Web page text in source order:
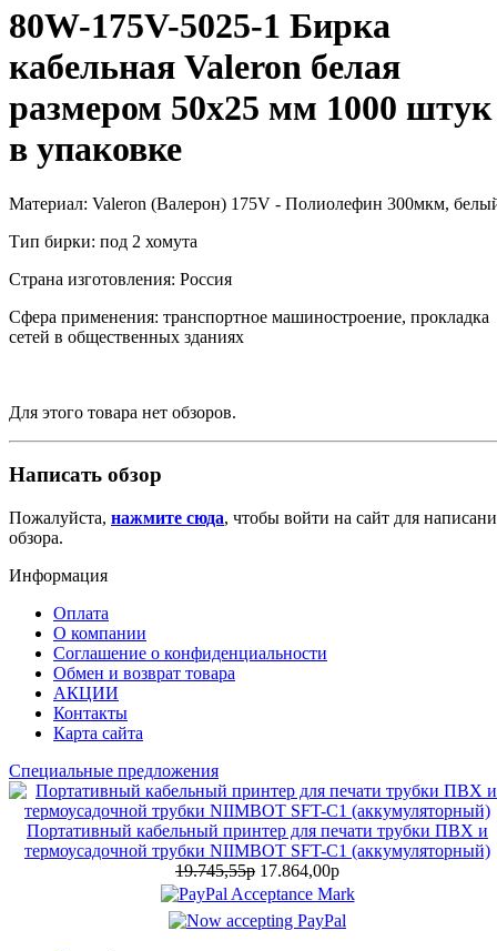
80W-175V-5025-1 Бирка
кабельная Valeron белая
размером 50х25 мм 1000 штук
в упаковке
Материал: Valeron (Валерон) 175V - Полиолефин 300мкм,
Тип бирки: под 2 хомута
Страна изготовления: Россия
Сфера применения: транспортное машиностроение, прокладка
сетей в общественных зданиях
Для этого товара нет обзоров.
Написать обзор
Пожалуйста, нажмите сюда, чтобы войти на сайт для
обзора.
Информация
Оплата
О компании
Соглашение о конфиденциальности
Обмен и возврат товара
АКЦИИ
Контакты
Карта сайта
Специальные предложения
Портативный кабельный принтер для печати трубки ПВХ и
термоусадочной трубки NIIMBOT SFT-C1 (аккумуляторный)
19.745,55р 17.864,00р